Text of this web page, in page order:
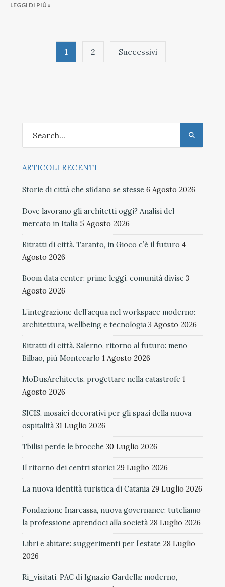
LEGGI DI PIÚ »
Paginazione
1 2 Successivi
ARTICOLI RECENTI
Storie di città che sfidano se stesse 6 Agosto 2026
Dove lavorano gli architetti oggi? Analisi del
mercato in Italia 5 Agosto 2026
Ritratti di città. Taranto, in Gioco c’è il futuro 4
Agosto 2026
Boom data center: prime leggi, comunità divise 3
Agosto 2026
L’integrazione dell’acqua nel workspace moderno:
architettura, wellbeing e tecnologia 3 Agosto 2026
Ritratti di città. Salerno, ritorno al futuro: meno
Bilbao, più Montecarlo 1 Agosto 2026
MoDusArchitects, progettare nella catastrofe 1
Agosto 2026
SICIS, mosaici decorativi per gli spazi della nuova
ospitalità 31 Luglio 2026
Tbilisi perde le brocche 30 Luglio 2026
Il ritorno dei centri storici 29 Luglio 2026
La nuova identità turistica di Catania 29 Luglio 2026
Fondazione Inarcassa, nuova governance: tuteliamo
la professione aprendoci alla società 28 Luglio 2026
Libri e abitare: suggerimenti per l’estate 28 Luglio
2026
Ri_visitati. PAC di Ignazio Gardella: moderno,